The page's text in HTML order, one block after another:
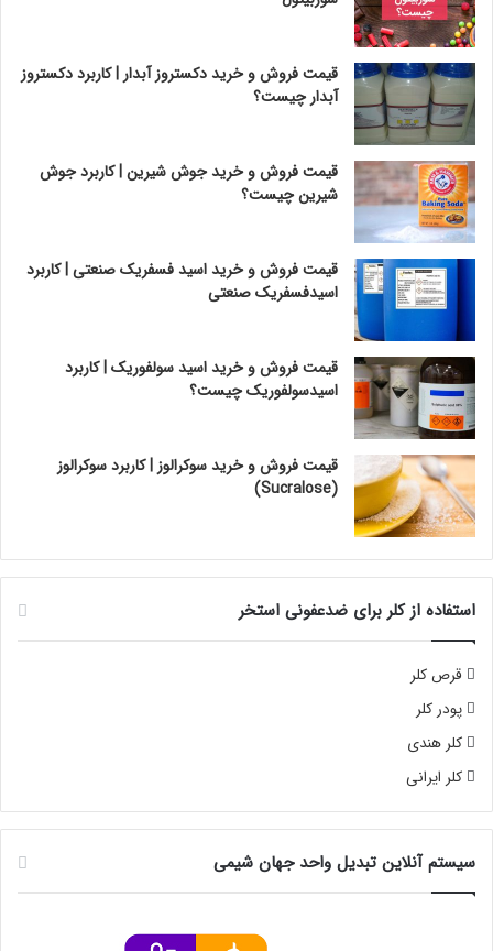
قیمت فروش و خرید دکستروز آبدار | کاربرد دکستروز
آبدار چیست؟
قیمت فروش و خرید جوش شیرین | کاربرد جوش
شیرین چیست؟
قیمت فروش و خرید اسید فسفریک صنعتی | کاربرد
اسیدفسفریک صنعتی
قیمت فروش و خرید اسید سولفوریک | کاربرد
اسیدسولفوریک چیست؟
قیمت فروش و خرید سوکرالوز | کاربرد سوکرالوز
(Sucralose)
استفاده از کلر برای ضدعفونی استخر
قرص کلر
پودر کلر
کلر هندی
کلر ایرانی
سیستم آنلاین تبدیل واحد جهان شیمی